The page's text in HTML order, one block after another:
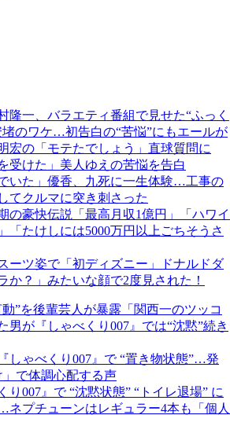
隆一、バラエティ番組で見せた“ふっく
堵のワケ…初告白の“苦悩”にもエールが
宏の「モテたでしょう」直球質問に
受けた」美人ゆえの苦悩を告白
いた」優香、九死に一生体験…工事の
てクルマに突き刺さった
の豪快伝説「最高月収1億円」「ハワイ
「たけしには5000万円以上ごちそうさ
ーツ姿で「初ディズニー」ドナルドダ
か？」みたいな顔で2度見された！
”を後輩芸人が暴露「関西一のツッコ
男が『しゃべくり007』では“沈黙”続き
しゃべくり007』で “置き物状態”…発
で体調心配する声
り007』で “沈黙状態” “トイレ退場” に
ネプチューンはレギュラー4本も「個人